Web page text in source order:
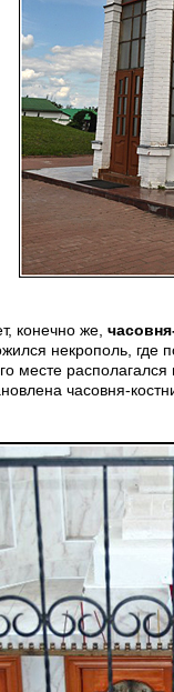
конечно же,
некрополь, где
месте
часовня-